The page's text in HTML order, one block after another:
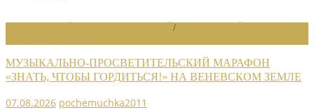
/
МУЗЫКАЛЬНО-ПРОСВЕТИТЕЛЬСКИЙ МАРАФОН
«ЗНАТЬ, ЧТОБЫ ГОРДИТЬСЯ!» НА ВЕНЕВСКОМ ЗЕМЛЕ
07.08.2026 pochemuchka2011